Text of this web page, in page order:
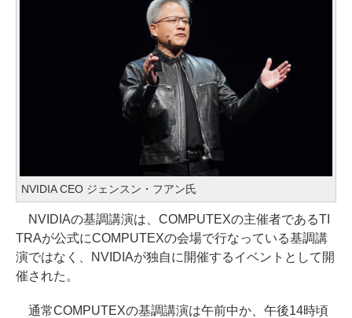
NVIDIA CEO ジェンスン・フアン氏
NVIDIAの基調講演は、COMPUTEXの主催者であるTI
TRAが公式にCOMPUTEXの会場で行なっている基調講
演ではなく、NVIDIAが独自に開催するイベントとして開
催された。
通常COMPUTEXの基調講演は午前中か、午後14時頃